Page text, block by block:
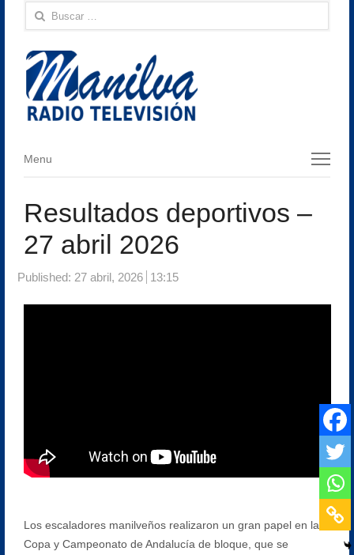
Buscar:
Menu
Menu
Resultados deportivos –
27 abril 2026
Published: 27 abril, 2026 13:15
Los escaladores manilveños realizaron un gran papel en la
Copa y Campeonato de Andalucía de bloque, que se